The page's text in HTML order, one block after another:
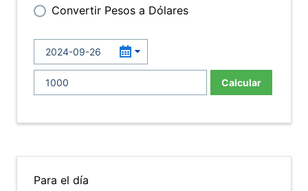
Convertir Pesos a Dólares
Calcular
Para el día